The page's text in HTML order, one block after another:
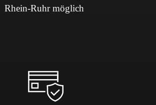
Rhein-Ruhr möglich